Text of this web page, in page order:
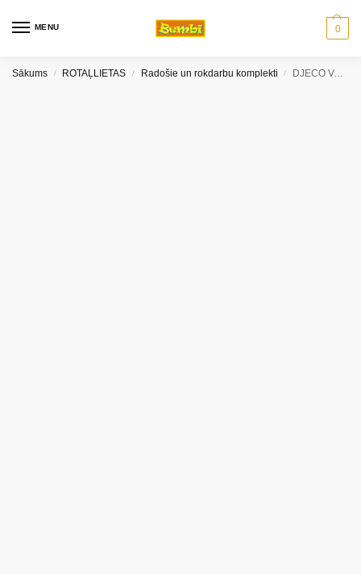
MENU 0
Sākums / ROTAĻLIETAS / Radošie un rokdarbu komplekti / DJECO Veramā rotaļlieta – Dzīvespriecīgais dārzs